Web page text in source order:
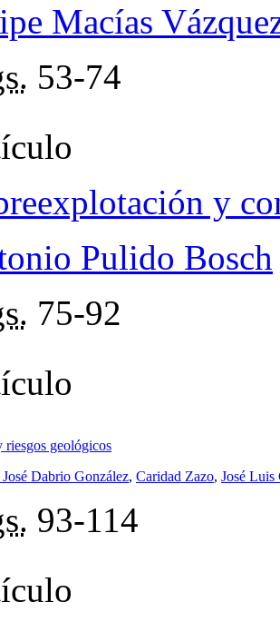
Macías
53-74
y
Pulido Bosch
75-92
geológicos
Dabrio González, Caridad Zazo, José
93-114